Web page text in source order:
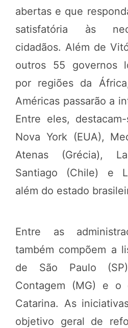
abertas e que
satisfatória às
cidadãos. Além de
outros 55 governos
por regiões da
Américas passarão a
Entre eles,
Nova York (EUA),
Atenas (Grécia),
Santiago (Chile) e
além do estado
Entre as
também compõem a
de São Paulo
Contagem (MG) e o
Catarina. As
objetivo geral de